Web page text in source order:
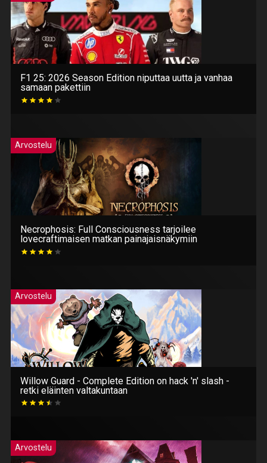
F1 25: 2026 Season Edition niputtaa uutta ja vanhaa
samaan pakettiin
Arvostelu
Necrophosis: Full Consciousness tarjoilee
lovecraftimaisen matkan painajaisnäkymiin
Arvostelu
Willow Guard - Complete Edition on hack 'n' slash -
retki eläinten valtakuntaan
Arvostelu